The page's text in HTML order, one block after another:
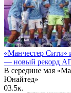
«Манчестер Сити»
— новый рекорд
В середине мая
Юнайтед»
03.5к.